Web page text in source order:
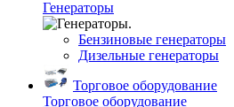
Генераторы
Бензиновые генераторы
Дизельные генераторы
Торговое оборудование
Торговое оборудование